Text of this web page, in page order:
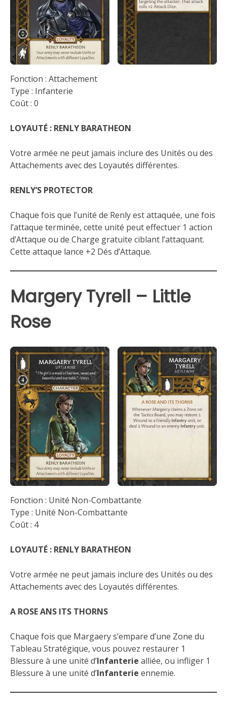
Fonction : Attachement
Type : Infanterie
Coût : 0
LOYAUTÉ : RENLY BARATHEON
Votre armée ne peut jamais inclure des Unités ou des
Attachements avec des Loyautés différentes.
RENLY’S PROTECTOR
Chaque fois que l’unité de Renly est attaquée, une fois
l’attaque terminée, cette unité peut effectuer 1 action
d’Attaque ou de Charge gratuite ciblant l’attaquant.
Cette attaque lance +2 Dés d’Attaque.
Margery Tyrell – Little
Rose
Fonction : Unité Non-Combattante
Type : Unité Non-Combattante
Coût : 4
LOYAUTÉ : RENLY BARATHEON
Votre armée ne peut jamais inclure des Unités ou des
Attachements avec des Loyautés différentes.
A ROSE ANS ITS THORNS
Chaque fois que Margaery s’empare d’une Zone du
Tableau Stratégique, vous pouvez restaurer 1
Blessure à une unité d’Infanterie alliée, ou infliger 1
Blessure à une unité d’Infanterie ennemie.